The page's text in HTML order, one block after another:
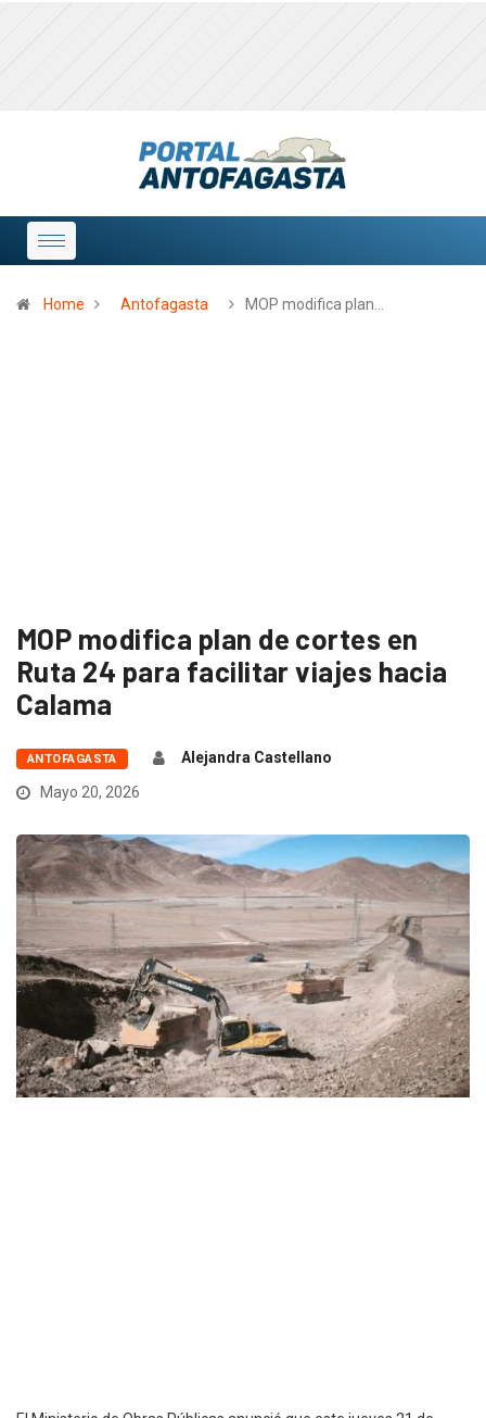
Home Antofagasta MOP modifica plan…
MOP modifica plan de cortes en
Ruta 24 para facilitar viajes hacia
Calama
ANTOFAGASTA
Alejandra Castellano
Mayo 20, 2026